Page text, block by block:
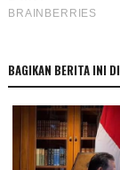
BAGIKAN BERITA INI